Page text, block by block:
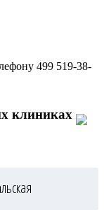
499 519-38-
клиниках